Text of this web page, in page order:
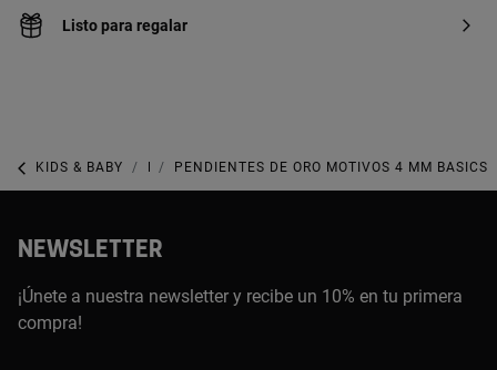
Listo para regalar
KIDS & BABY KIDS & BABY BEBÉ PENDIENTES DE ORO MOTIVOS 4 MM BASICS
NEWSLETTER
¡Únete a nuestra newsletter y recibe un 10% en tu primera
compra!